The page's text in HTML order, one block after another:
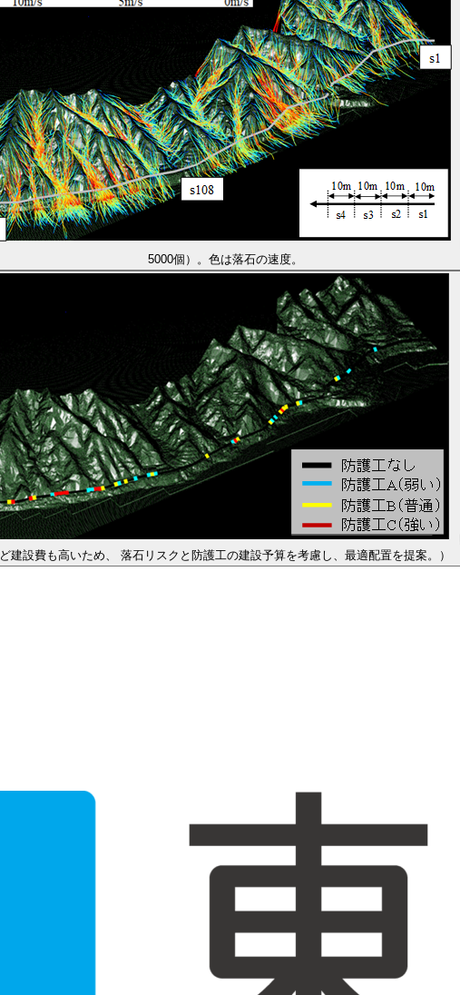
5000個）。色は落石の速度。
ど建設費も高いため、 落石リスクと防護工の建設予算を考慮し、最適配置を提案。）